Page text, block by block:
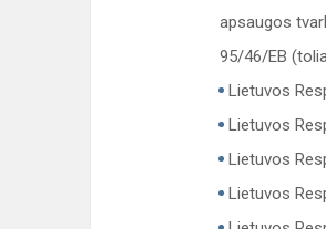
apsaugos
95/46/EB
Lietuvos
Lietuvos
Lietuvos
Lietuvos